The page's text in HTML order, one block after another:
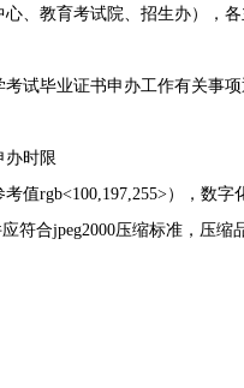
教育考试院、招生办），各
毕业证书申办工作有关事项
时限
rgb<100,197,255>），数字
符合jpeg2000压缩标准，压缩